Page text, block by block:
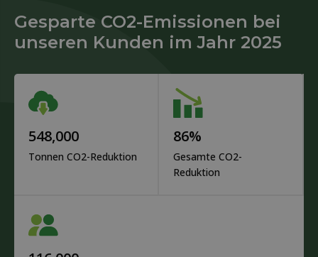
Gesparte CO2-Emissionen bei
unseren Kunden im Jahr 2025
548,000
Tonnen CO2-Reduktion
86%
Gesamte CO2-
Reduktion